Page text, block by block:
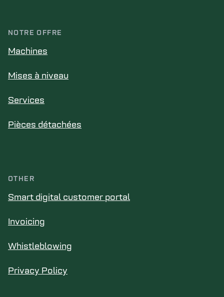
NOTRE OFFRE
Machines
Mises à niveau
Services
Pièces détachées
OTHER
Smart digital customer portal
Invoicing
Whistleblowing
Privacy Policy